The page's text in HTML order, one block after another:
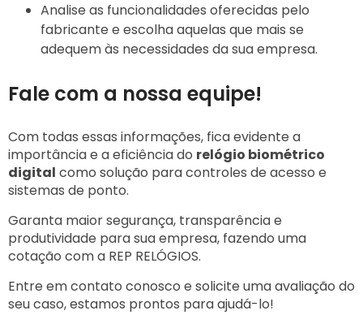
Analise as funcionalidades oferecidas pelo
fabricante e escolha aquelas que mais se
adequem às necessidades da sua empresa.
Fale com a nossa equipe!
Com todas essas informações, fica evidente a
importância e a eficiência do relógio biométrico
digital como solução para controles de acesso e
sistemas de ponto.
Garanta maior segurança, transparência e
produtividade para sua empresa, fazendo uma
cotação com a REP RELÓGIOS.
Entre em contato conosco e solicite uma avaliação do
seu caso, estamos prontos para ajudá-lo!